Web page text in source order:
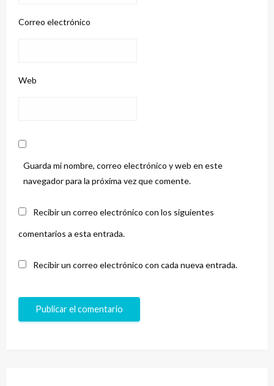
Correo electrónico
Web
Guarda mi nombre, correo electrónico y web en este
navegador para la próxima vez que comente.
Recibir un correo electrónico con los siguientes
comentarios a esta entrada.
Recibir un correo electrónico con cada nueva entrada.